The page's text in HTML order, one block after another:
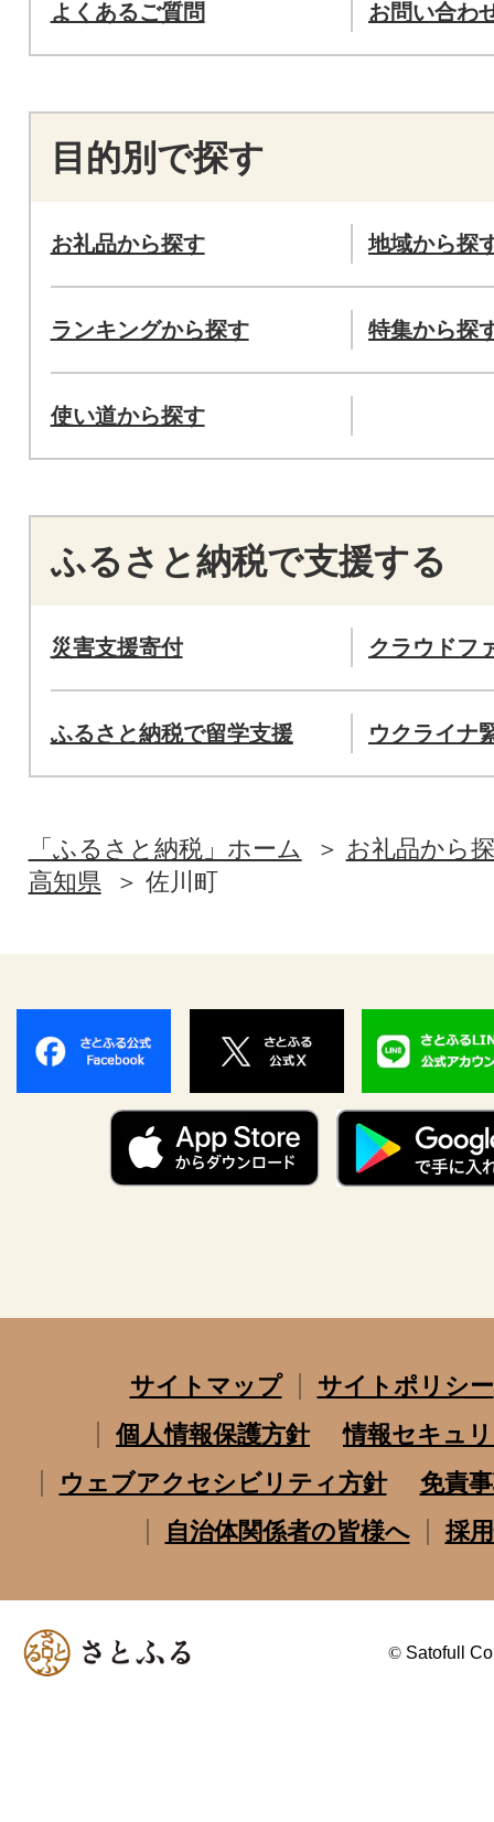
よくあるご質問 お問い合わ
目的別で探す
お礼品から探す 地域から探
ランキングから探す 特集から探
使い道から探す
ふるさと納税で支援する
災害支援寄付 クラウドフ
ふるさと納税で留学支援 ウクライナ
「ふるさと納税」ホーム
お礼品から
高知県
佐川町
サイトマップ
サイトポリシー
個人情報保護方針
情報セキュ
ウェブアクセシビリティ方針
免責
自治体関係者の皆様へ
採
© Satofull